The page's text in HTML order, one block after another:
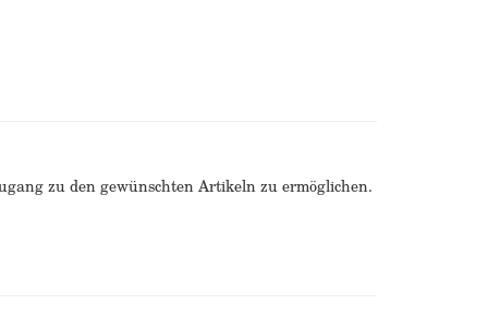
zu den gewünschten Artikeln zu ermöglichen.